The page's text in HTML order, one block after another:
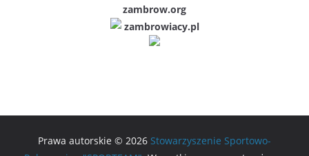
zambrow.org
zambrowiacy.pl
Prawa autorskie © 2026 Stowarzyszenie Sportowo-